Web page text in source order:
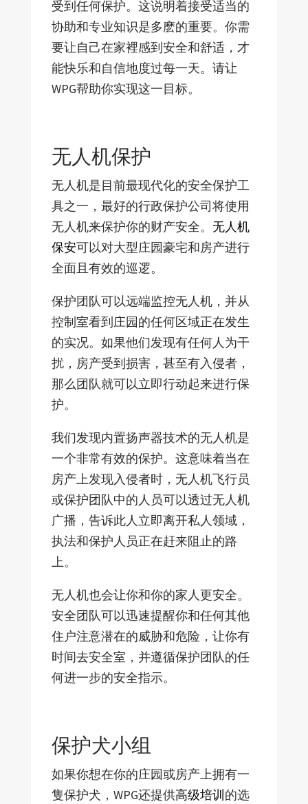
受到任何保护。这说明着接受适当的
协助和专业知识是多麽的重要。你需
要让自己在家裡感到安全和舒适，才
能快乐和自信地度过每一天。请让
WPG帮助你实现这一目标。
无人机保护
无人机是目前最现代化的安全保护工
具之一，最好的行政保护公司将使用
无人机来保护你的财产安全。 无人机
保安可以对大型庄园豪宅和房产进行
全面且有效的巡逻。
保护团队可以远端监控无人机，并从
控制室看到庄园的任何区域正在发生
的实况。如果他们发现有任何人为干
扰，房产受到损害，甚至有入侵者，
那么团队就可以立即行动起来进行保
护。
我们发现内置扬声器技术的无人机是
一个非常有效的保护。这意味着当在
房产上发现入侵者时，无人机飞行员
或保护团队中的人员可以透过无人机
广播，告诉此人立即离开私人领域，
执法和保护人员正在赶来阻止的路
上。
无人机也会让你和你的家人更安全。
安全团队可以迅速提醒你和任何其他
住户注意潜在的威胁和危险，让你有
时间去安全室，并遵循保护团队的任
何进一步的安全指示。
保护犬小组
如果你想在你的庄园或房产上拥有一
隻保护犬，WPG还提供高级培训的选